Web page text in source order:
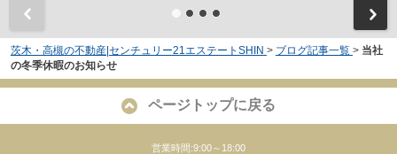
茨木・高槻の不動産|センチュリー21エステートSHIN > ブログ記事一覧 > 当社
の冬季休暇のお知らせ
ページトップに戻る
営業時間:9:00～18:00